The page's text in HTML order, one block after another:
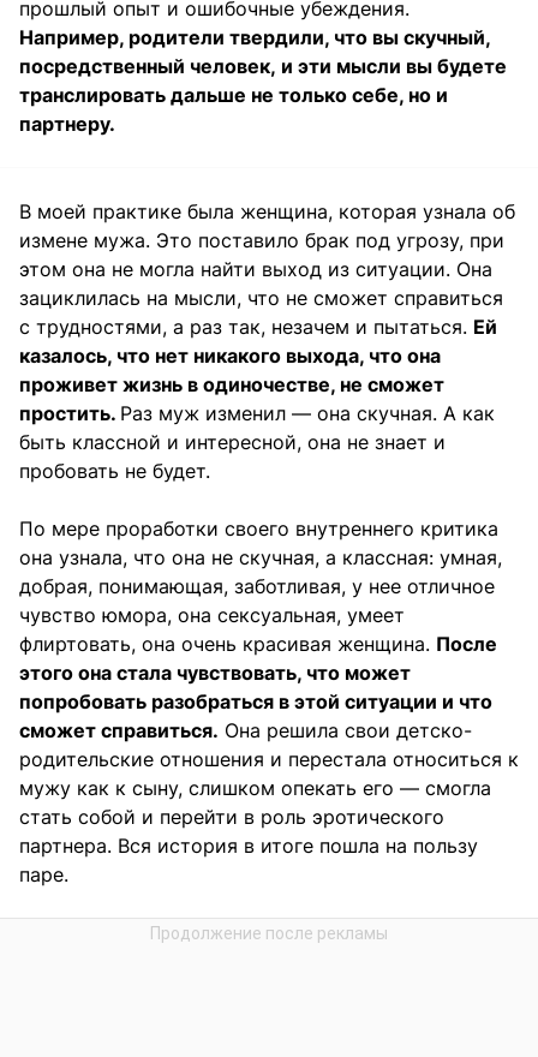
прошлый опыт и ошибочные убеждения.
Например, родители твердили, что вы скучный,
посредственный человек, и эти мысли вы будете
транслировать дальше не только себе, но и
партнеру.
В моей практике была женщина, которая узнала об
измене мужа. Это поставило брак под угрозу, при
этом она не могла найти выход из ситуации. Она
зациклилась на мысли, что не сможет справиться
с трудностями, а раз так, незачем и пытаться. Ей
казалось, что нет никакого выхода, что она
проживет жизнь в одиночестве, не сможет
простить. Раз муж изменил — она скучная. А как
быть классной и интересной, она не знает и
пробовать не будет.
По мере проработки своего внутреннего критика
она узнала, что она не скучная, а классная: умная,
добрая, понимающая, заботливая, у нее отличное
чувство юмора, она сексуальная, умеет
флиртовать, она очень красивая женщина. После
этого она стала чувствовать, что может
попробовать разобраться в этой ситуации и что
сможет справиться. Она решила свои детско-
родительские отношения и перестала относиться к
мужу как к сыну, слишком опекать его — смогла
стать собой и перейти в роль эротического
партнера. Вся история в итоге пошла на пользу
паре.